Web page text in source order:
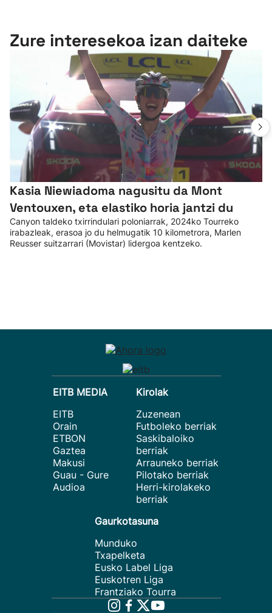
Zure interesekoa izan daiteke
Kasia Niewiadoma nagusitu da Mont
Ventouxen, eta elastiko horia jantzi du
Canyon taldeko txirrindulari poloniarrak, 2024ko Tourreko
irabazleak, erasoa jo du helmugatik 10 kilometrora, Marlen
Reusser suitzarrari (Movistar) lidergoa kentzeko.
EITB MEDIA
EITB
Orain
ETBON
Gaztea
Makusi
Guau - Gure
Audioa
Kirolak
Zuzenean
Futboleko berriak
Saskibaloiko
berriak
Arrauneko berriak
Pilotako berriak
Herri-kirolakeko
berriak
Gaurkotasuna
Munduko
Txapelketa
Eusko Label Liga
Euskotren Liga
Frantziako Tourra